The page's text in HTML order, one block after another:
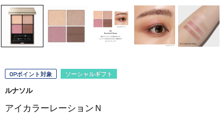
OPポイント対象 ソーシャルギフト
ルナソル
アイカラーレーションＮ